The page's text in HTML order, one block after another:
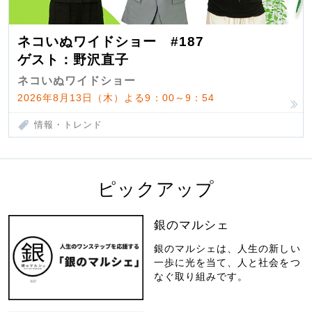
ネコいぬワイドショー #187
ゲスト：野沢直子
ネコいぬワイドショー
2026年8月13日（木）よる9：00～9：54
情報・トレンド
ピックアップ
銀のマルシェ
銀のマルシェは、人生の新しい
一歩に光を当て、人と社会をつ
なぐ取り組みです。